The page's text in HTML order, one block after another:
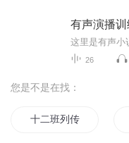
有声演播
26
您是不是在找：
十二班列传